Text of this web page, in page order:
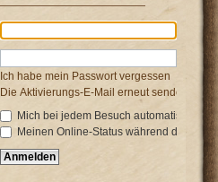
Ich habe mein Passwort vergessen
Die Aktivierungs-E-Mail erneut senden
Mich bei jedem Besuch automatisch
Meinen Online-Status während dieser